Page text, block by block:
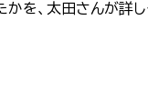
を、太田さんが詳し